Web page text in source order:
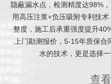
隐蔽漏水点，检测精度达98%
用高压注浆+负压吸附专利技
整度，施工后承重强度提升
上门勘测报价，5-15年质保
水的技术，更是选择
查